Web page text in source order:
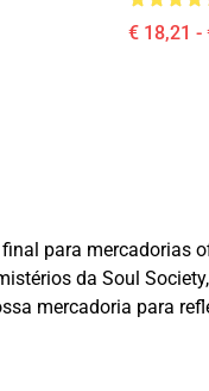
€ 18,21 -
para mercadorias
da Soul
mercadoria para